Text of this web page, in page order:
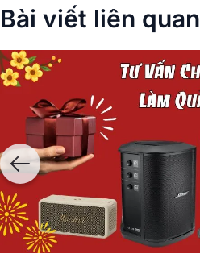
Bài viết liên quan